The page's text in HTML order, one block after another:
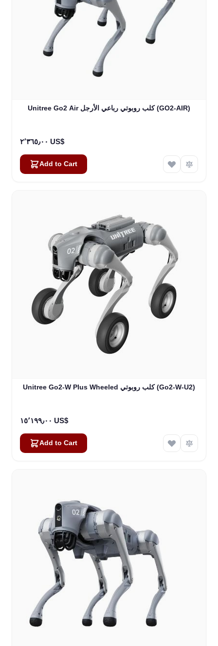
Unitree Go2 Air كلب روبوتي رباعي الأرجل (GO2-AIR)
٢٬٣٦٥٫٠٠ US$
Add to Cart
Unitree Go2-W Plus Wheeled كلب روبوتي (Go2-W-U2)
١٥٬١٩٩٫٠٠ US$
Add to Cart